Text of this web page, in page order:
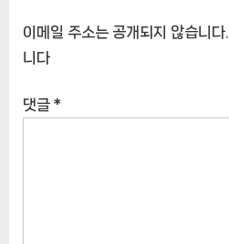
이메일 주소는 공개되지 않습니다.
니다
댓글 *